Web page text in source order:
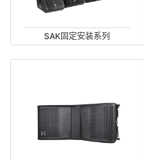
SAK固定安装系列